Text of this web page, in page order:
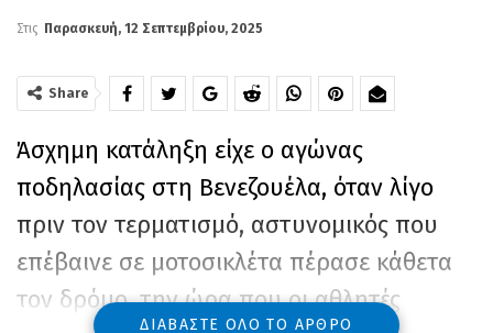
Στις Παρασκευή, 12 Σεπτεμβρίου, 2025
Share
Άσχημη κατάληξη είχε ο αγώνας
ποδηλασίας στη Βενεζουέλα, όταν λίγο
πριν τον τερματισμό, αστυνομικός που
επέβαινε σε μοτοσικλέτα πέρασε κάθετα
τον δρόμο, την ώρα που οι αθλητές
ΔΙΑΒΆΣΤΕ ΌΛΟ ΤΟ ΆΡΘΡΟ